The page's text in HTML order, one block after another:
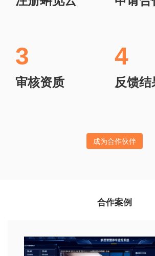
3
审核资质
4
反馈结
成为合作伙伴
合作案例